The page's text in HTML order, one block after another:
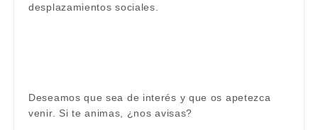
desplazamientos sociales.
Deseamos que sea de interés y que os apetezca
venir. Si te animas, ¿nos avisas?